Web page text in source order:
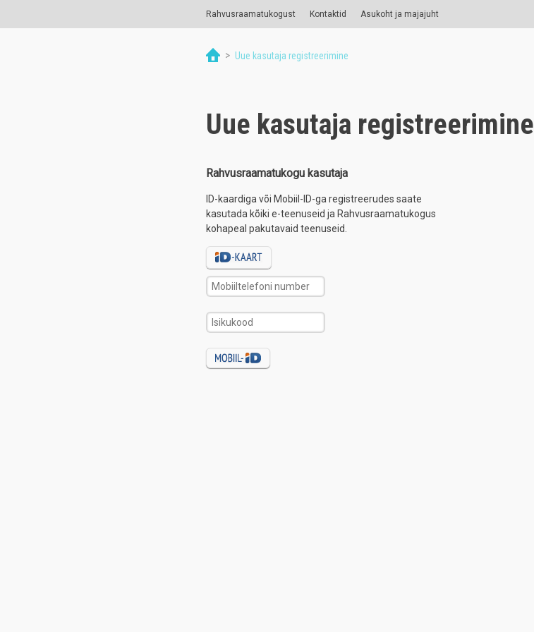
Rahvusraamatukogust Kontaktid Asukoht ja majajuht
> Uue kasutaja registreerimine
Uue kasutaja registreerimine
Rahvusraamatukogu kasutaja
ID-kaardiga või Mobiil-ID-ga registreerudes saate
kasutada kõiki e-teenuseid ja Rahvusraamatukogus
kohapeal pakutavaid teenuseid.